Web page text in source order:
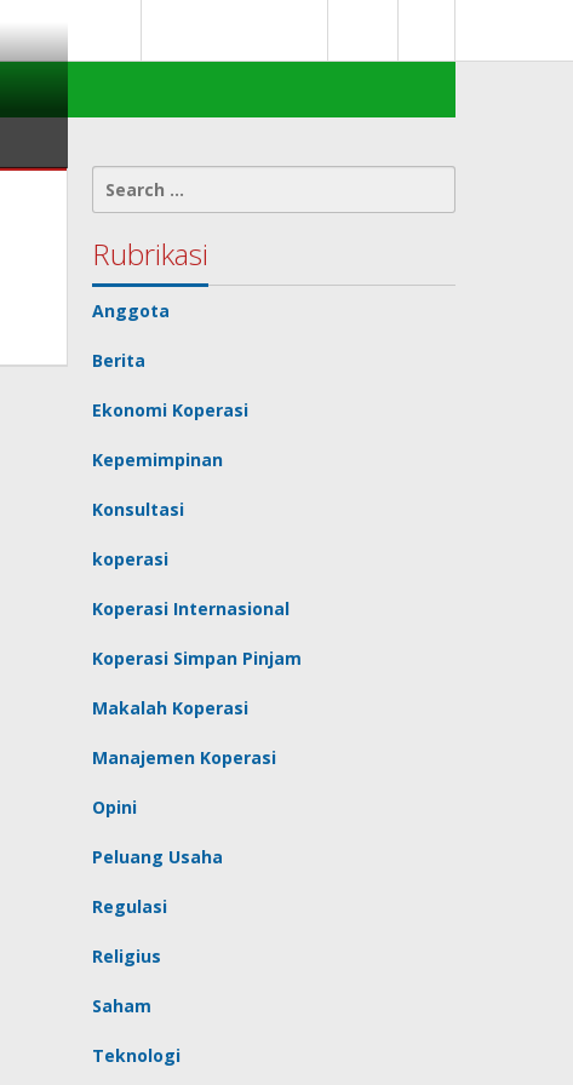
Indeks Berita
for:
Rubrikasi
Anggota
Berita
Ekonomi Koperasi
Kepemimpinan
Konsultasi
koperasi
Koperasi Internasional
Koperasi Simpan Pinjam
Makalah Koperasi
Manajemen Koperasi
Opini
Peluang Usaha
Regulasi
Religius
Saham
Teknologi